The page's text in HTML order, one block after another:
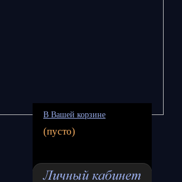
В Вашей корзине
(пусто)